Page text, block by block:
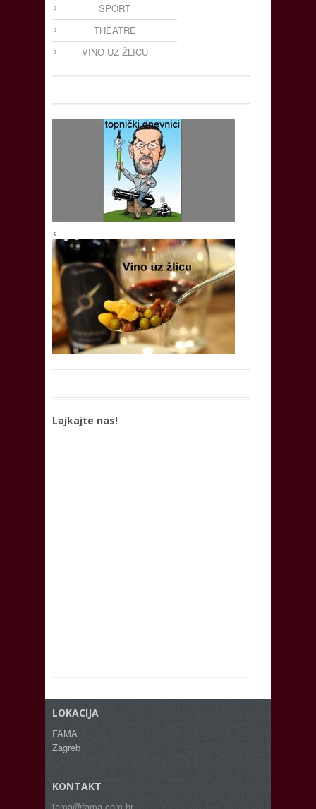
SPORT
THEATRE
VINO UZ ŽLICU
<
Lajkajte nas!
LOKACIJA
FAMA
Zagreb
KONTAKT